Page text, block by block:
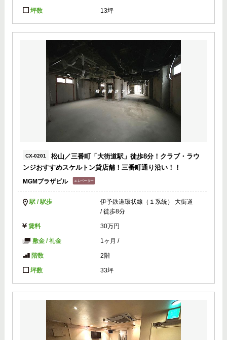
坪数 13坪
CX-0201
松山／三番町「大街道駅」徒歩8分！クラブ・ラウ
ンジおすすめスケルトン貸店舗！三番町通り沿い！！
MGMプラザビル
駅 / 駅歩
伊予鉄道環状線（１系統） 大街道
/ 徒歩8分
賃料 30万円
敷金 / 礼金 1ヶ月 /
階数 2階
坪数 33坪